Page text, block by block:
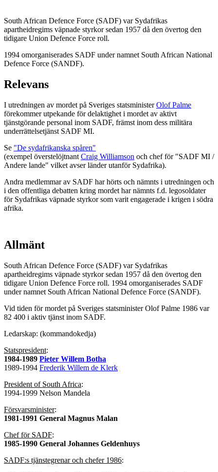
South African Defence Force (SADF) var Sydafrikas
apartheidregims väpnade styrkor sedan 1957 då den övertog den
tidigare Union Defence Force roll.
1994 omorganiserades SADF under namnet South African National
Defence Force (SANDF).
Relevans
I utredningen av mordet på Sveriges statsministerOlof Palme
förekommer utpekande för delaktighet i mordet av aktivt
tjänstgörande personal inom SADF, främst inom dess militära
underrättelsetjänst SADF MI.
Se "De sydafrikanska spåren"
(exempel överstelöjtnant Craig Williamson och chef för "SADF MI /
Andere lande" vilket avser länder utanför Sydafrika).
Andra medlemmar av SADF har hörts och nämnts i utredningen och
i den offentliga debatten kring mordet har nämnts f.d. legosoldater
för Sydafrikas väpnade styrkor som varit engagerade i krigen i södra
afrika.
Allmänt
South African Defence Force (SADF) var Sydafrikas
apartheidregims väpnade styrkor sedan 1957 då den övertog den
tidigare Union Defence Force roll. 1994 omorganiserades SADF
under namnet South African National Defence Force (SANDF).
Vid tiden för mordet på Sveriges statsminister Olof Palme 1986 var
82 400 i aktiv tjänst inom SADF.
Ledarskap: (kommandokedja)
Statspresident:
1984-1989 Pieter Willem Botha
1989-1994 Frederik Willem de Klerk
President of South Africa:
1994-1999 Nelson Mandela
Försvarsminister:
1981-1991 General Magnus Malan
Chef för SADF:
1985-1990 General Johannes Geldenhuys
SADF:s tjänstegrenar och chefer 1986: